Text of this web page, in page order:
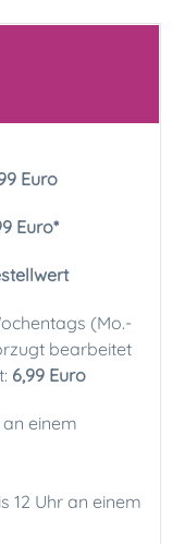
Euro
9 Euro*
(Mo.-
bearbeitet
6,99 Euro
an einem
12 Uhr an einem